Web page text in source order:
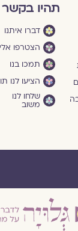
תהיו בקשר
דברו איתנו
הצטרפו אלינו
תמכו בנו
הציעו לנו תוכן
שלחו לנו
משוב